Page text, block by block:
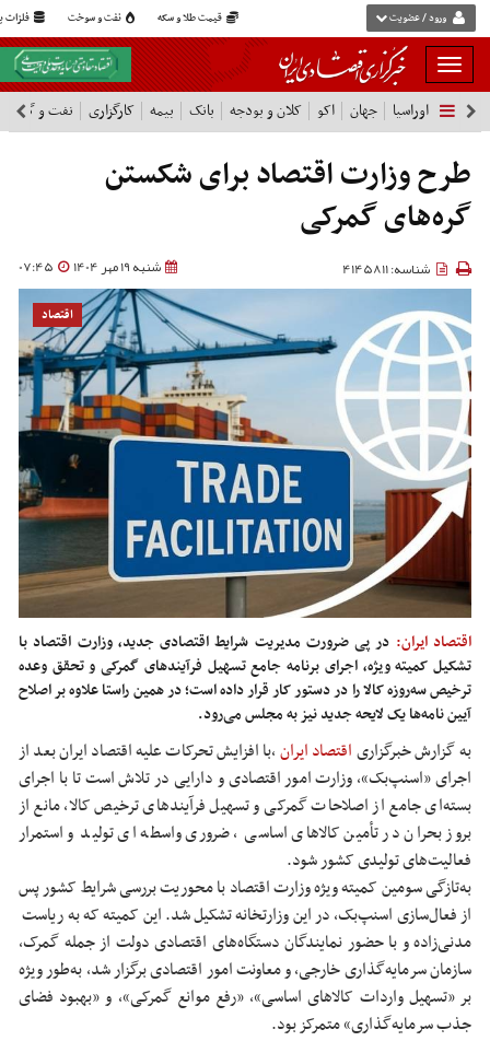
قیمت طلا و سکه نفت و سوخت فلزات ورود / عضویت
بار
و
بسته
نمودن
فهرست
اوراسیا جهان اکو کلان و بودجه بانک بیمه کارگزاری نفت و گاز
طرح وزارت اقتصاد برای شکستن
گره‌های گمرکی
شنبه 19 مهر 1404 07:45 شناسه: 4145811
اقتصاد
اقتصاد ایران: در پی ضرورت مدیریت شرایط اقتصادی جدید، وزارت اقتصاد با
تشکیل کمیته ویژه، اجرای برنامه جامع تسهیل فرآیندهای گمرکی و تحقق وعده
ترخیص سه‌روزه کالا را در دستور کار قرار داده است؛ در همین راستا علاوه بر اصلاح
آیین نامه‌ها یک لایحه جدید نیز به مجلس می‌رود.
به گزارش خبرگزاریاقتصاد ایران،با افزایش تحرکات علیه اقتصاد ایران بعد از
اجرای «اسنپ‌بک»، وزارت امور اقتصادی و دارایی در تلاش است تا با اجرای
بسته‌ای جامع از اصلاحات گمرکی و تسهیل فرآیندهای ترخیص کالا، مانع از
بروز بحران در تأمین کالاهای اساسی ، ضروری واسطه ای تولید و استمرار
فعالیت‌های تولیدی کشور شود.
به‌تازگی سومین کمیته ویژه وزارت اقتصاد با محوریت بررسی شرایط کشور پس
از فعال‌سازی اسنپ‌بک، در این وزارتخانه تشکیل شد. این کمیته که به ریاست
مدنی‌زاده و با حضور نمایندگان دستگاه‌های اقتصادی دولت از جمله گمرک،
سازمان سرمایه‌گذاری خارجی، و معاونت امور اقتصادی برگزار شد، به‌طور ویژه
بر «تسهیل واردات کالاهای اساسی»، «رفع موانع گمرکی»، و «بهبود فضای
جذب سرمایه‌گذاری» متمرکز بود.